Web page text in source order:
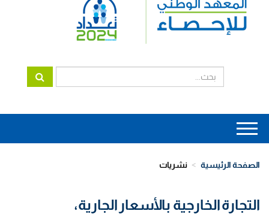
Main
navigation
الصفحة الرئيسية نشريات
التجارة الخارجية بالأسعار الجارية،